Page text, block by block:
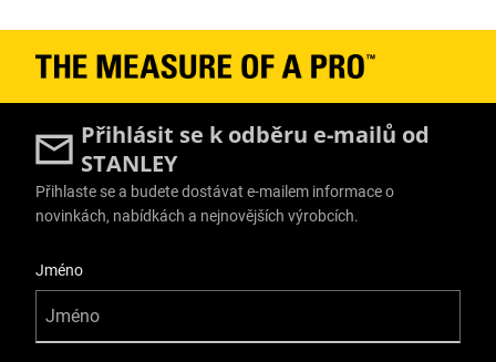
Přihlásit se k odběru e-mailů od
STANLEY
Přihlaste se a budete dostávat e-mailem informace o
novinkách, nabídkách a nejnovějších výrobcích.
Jméno